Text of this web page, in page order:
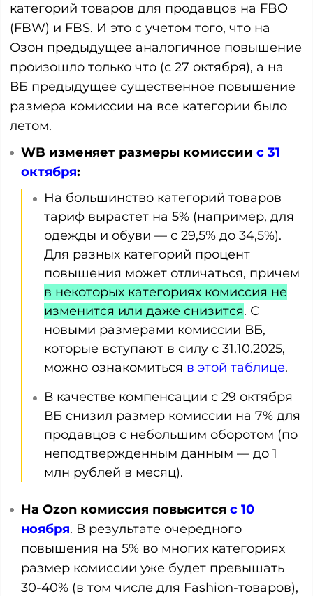
категорий товаров для продавцов на FBO
(FBW) и FBS. И это с учетом того, что на
Озон предыдущее аналогичное повышение
произошло только что (с 27 октября), а на
ВБ предыдущее существенное повышение
размера комиссии на все категории было
летом.
WB изменяет размеры комиссии с 31
октября:
На большинство категорий товаров
тариф вырастет на 5% (например, для
одежды и обуви — с 29,5% до 34,5%).
Для разных категорий процент
повышения может отличаться, причем
в некоторых категориях комиссия не
изменится или даже снизится. С
новыми размерами комиссии ВБ,
которые вступают в силу с 31.10.2025,
можно ознакомиться в этой таблице.
В качестве компенсации с 29 октября
ВБ снизил размер комиссии на 7% для
продавцов с небольшим оборотом (по
неподтвержденным данным — до 1
млн рублей в месяц).
На Ozon комиссия повысится с 10
ноября. В результате очередного
повышения на 5% во многих категориях
размер комиссии уже будет превышать
30-40% (в том числе для Fashion-товаров),